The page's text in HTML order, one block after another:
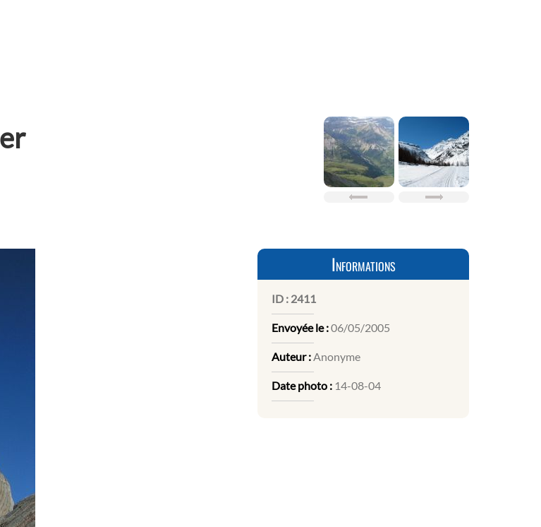
Informations
ID : 2411
Envoyée le :06/05/2005
Auteur :Anonyme
Date photo : 14-08-04